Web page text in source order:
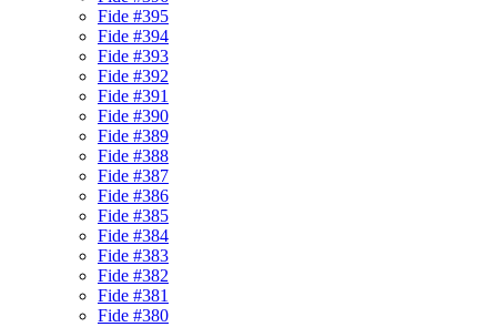
Fide #395
Fide #394
Fide #393
Fide #392
Fide #391
Fide #390
Fide #389
Fide #388
Fide #387
Fide #386
Fide #385
Fide #384
Fide #383
Fide #382
Fide #381
Fide #380